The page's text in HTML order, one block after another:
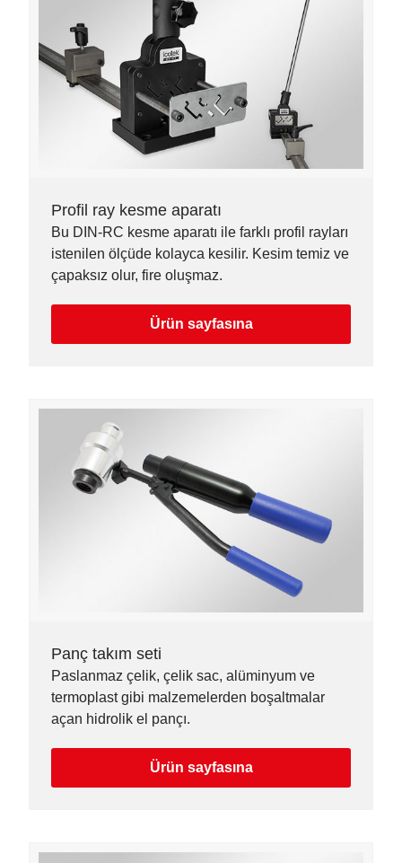
Profil ray kesme aparatı
Bu DIN-RC kesme aparatı ile farklı profil rayları
istenilen ölçüde kolayca kesilir. Kesim temiz ve
çapaksız olur, fire oluşmaz.
Ürün sayfasına
Panç takım seti
Paslanmaz çelik, çelik sac, alüminyum ve
termoplast gibi malzemelerden boşaltmalar
açan hidrolik el pançı.
Ürün sayfasına